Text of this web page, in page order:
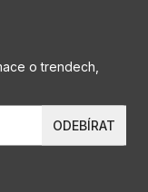
o trendech,
ODEBÍRAT